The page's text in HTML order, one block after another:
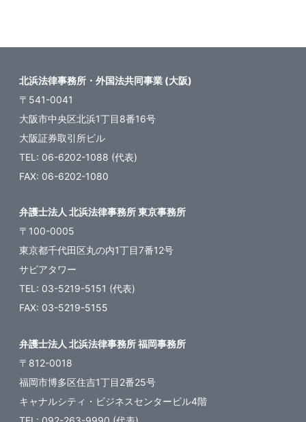
北浜法律事務所・外国法共同事業 (大阪)
〒541-0041
大阪市中央区北浜1丁目8番16号
大阪証券取引所ビル
TEL: 06-6202-1088 (代表)
FAX: 06-6202-1080
弁護士法人 北浜法律事務所 東京事務所
〒100-0005
東京都千代田区丸の内1丁目7番12号
サピアタワー
TEL: 03-5219-5151 (代表)
FAX: 03-5219-5155
弁護士法人 北浜法律事務所 福岡事務所
〒812-0018
福岡市博多区住吉1丁目2番25号
キャナルシティ・ビジネスセンタービル4階